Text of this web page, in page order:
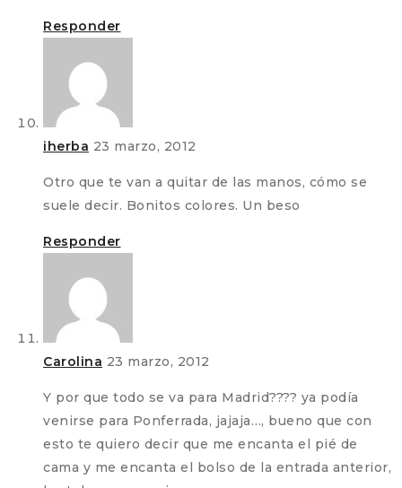
Responder
iherba 23 marzo, 2012
Otro que te van a quitar de las manos, cómo se
suele decir. Bonitos colores. Un beso
Responder
Carolina 23 marzo, 2012
Y por que todo se va para Madrid???? ya podía
venirse para Ponferrada, jajaja…, bueno que con
esto te quiero decir que me encanta el pié de
cama y me encanta el bolso de la entrada anterior,